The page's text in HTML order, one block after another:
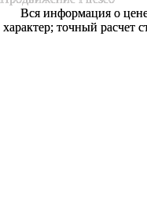
Вся информация о
характер; точный расчет